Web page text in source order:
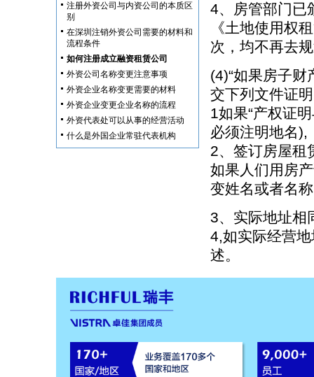
注册外资公司与内资公司的本质区
别
在深圳注销外资公司需要的材料和
流程条件
如何注册成立融资租赁公司
外资公司名称变更注意事项
外资企业名称变更需要的材料
外资企业变更企业名称的流程
外资代表处可以从事的经营活动
什么是外国企业常驻代表机构
4、房管部门已
《土地使用权
次，均不再去
(4)“如果房子
交下列文件证
1如果“产权证
必须注明地名),
2、签订房屋租
如果人们用房
变姓名或者名
3、实际地址相
4,如实际经营
述。